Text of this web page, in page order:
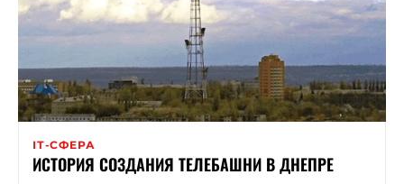
ІТ-СФЕРА
ИСТОРИЯ СОЗДАНИЯ ТЕЛЕБАШНИ В ДНЕПРЕ